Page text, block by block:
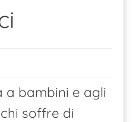
a bambini e agli
soffre di